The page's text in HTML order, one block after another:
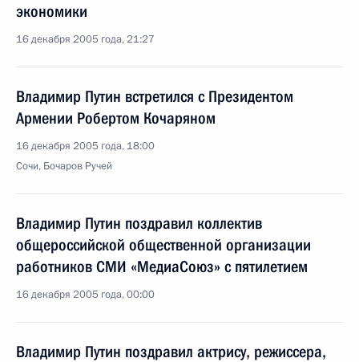
экономики
16 декабря 2005 года, 21:27
Владимир Путин встретился с Президентом
Армении Робертом Кочаряном
16 декабря 2005 года, 18:00
Сочи, Бочаров Ручей
Владимир Путин поздравил коллектив
общероссийской общественной организации
работников СМИ «МедиаСоюз» с пятилетием
16 декабря 2005 года, 00:00
Владимир Путин поздравил актрису, режиссера,